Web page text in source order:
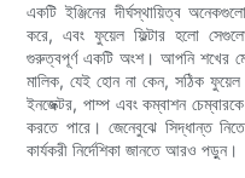
একটি ইঞ্জিনের দীর্ঘস্থায়িত্ব
করে, এবং ফুয়েল ফিল্টার হলো
গুরুত্বপূর্ণ একটি অংশ। আপনি শখের
মালিক, যেই হোন না কেন, সঠিক ফুয়েল
ইনজেক্টর, পাম্প এবং কম্বাশন
করতে পারে। জেনেবুঝে সিদ্ধান্ত
কার্যকরী নির্দেশিকা জানতে আরও পড়ুন।